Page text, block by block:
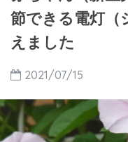
節できる電灯（
えました
2021/07/15